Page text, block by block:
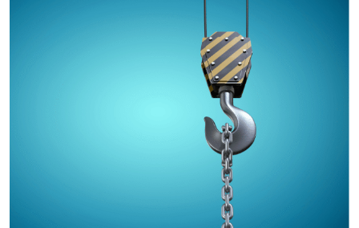
１．ハード面（設備・機器）の問題
２．ソフト面（管理・手順）の問題
クレーンの運転業務による災害を防ぐための現場
１．作業前の準備・計画段階